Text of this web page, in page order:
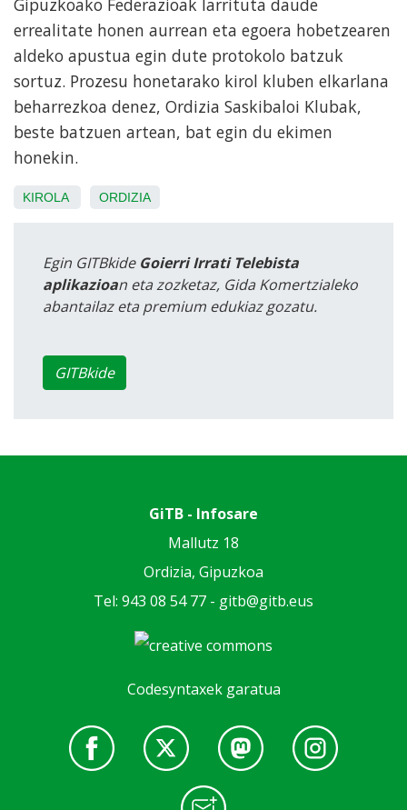
Gipuzkoako Federazioak larrituta daude
errealitate honen aurrean eta egoera hobetzearen
aldeko apustua egin dute protokolo batzuk
sortuz. Prozesu honetarako kirol kluben elkarlana
beharrezkoa denez, Ordizia Saskibaloi Klubak,
beste batzuen artean, bat egin du ekimen
honekin.
KIROLA ORDIZIA
Egin GITBkide Goierri Irrati Telebista
aplikazioan eta zozketaz, Gida Komertzialeko
abantailaz eta premium edukiaz gozatu.
GITBkide
GiTB - Infosare
Mallutz 18
Ordizia, Gipuzkoa
Tel: 943 08 54 77 - gitb@gitb.eus
Codesyntaxek garatua